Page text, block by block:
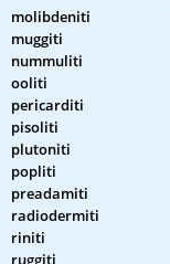
molibdeniti
muggiti
nummuliti
ooliti
pericarditi
pisoliti
plutoniti
popliti
preadamiti
radiodermiti
riniti
ruggiti